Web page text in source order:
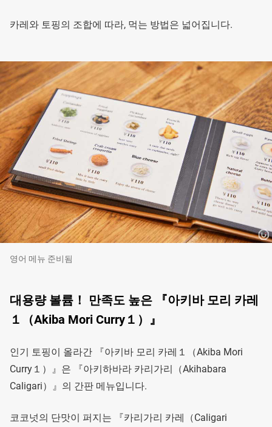
카레와 토핑의 조합에 따라, 먹는 방법은 넓어집니다.
영어 메뉴 준비됨
대용량 볼륨！ 만족도 높은 『아키바 모리 카레
１（Akiba Mori Curry１）』
인기 토핑이 올라간 『아키바 모리 카레１（Akiba Mori
Curry１）』은 『아키하바라 카리가리（Akihabara
Caligari）』의 간판 메뉴입니다.
코코넛의 단맛이 퍼지는 『카리가리 카레（Caligari